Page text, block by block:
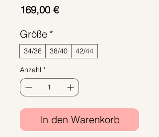
169,00 €Preis
Größe *
34/36 38/40 42/44
Anzahl *
In den Warenkorb